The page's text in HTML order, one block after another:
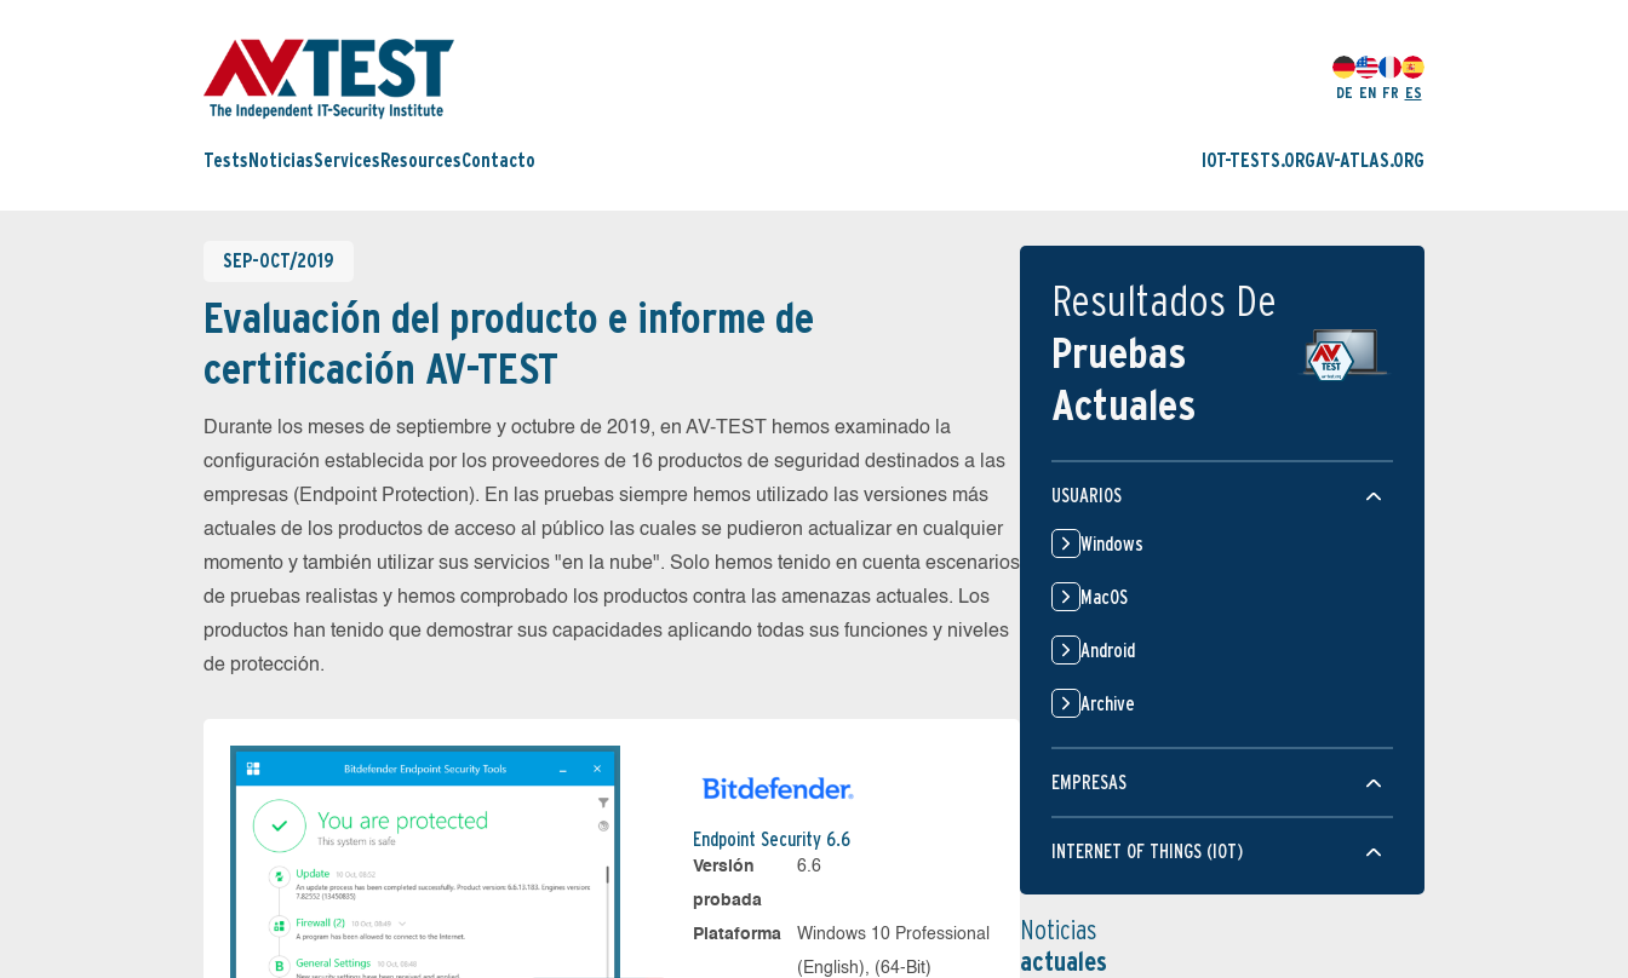
DE EN FR ES
Tests NoticiasServices ResourcesContacto IOT-TESTS.ORGAV-ATLAS.ORG
SEP-OCT/2019
Evaluación del producto e informe de
certificación AV-TEST
Durante los meses de septiembre y octubre de 2019, en AV-TEST hemos examinado la
configuración establecida por los proveedores de 16 productos de seguridad destinados a las
empresas (Endpoint Protection). En las pruebas siempre hemos utilizado las versiones más
actuales de los productos de acceso al público las cuales se pudieron actualizar en cualquier
momento y también utilizar sus servicios "en la nube". Solo hemos tenido en cuenta escenarios
de pruebas realistas y hemos comprobado los productos contra las amenazas actuales. Los
productos han tenido que demostrar sus capacidades aplicando todas sus funciones y niveles
de protección.
Endpoint Security 6.6
Versión
probada
6.6
Plataforma
Windows 10 Professional
(English), (64-Bit)
Resultados De
Pruebas
Actuales
USUARIOS
Windows
MacOS
Android
Archive
EMPRESAS
INTERNET OF THINGS (IOT)
Noticias
actuales